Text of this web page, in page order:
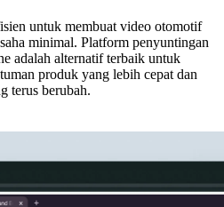
untuk membuat video otomotif
minimal. Platform penyuntingan
adalah alternatif terbaik untuk
produk yang lebih cepat dan
terus berubah.